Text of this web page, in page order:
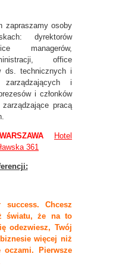
zapraszamy osoby
dyrektorów
managerów,
office
ds. technicznych i
i
i członków
pracą
Hotel
361
success. Chcesz
światu, że na to
odezwiesz, Twój
więcej niż
Pierwsze